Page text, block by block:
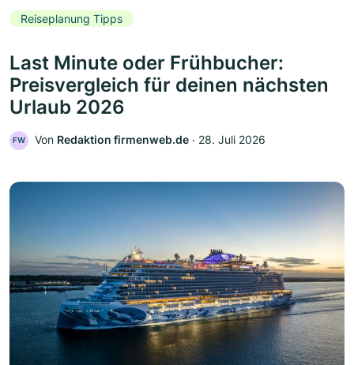
Reiseplanung Tipps
Last Minute oder Frühbucher:
Preisvergleich für deinen nächsten
Urlaub 2026
FW Von Redaktion firmenweb.de ‧ 28. Juli 2026